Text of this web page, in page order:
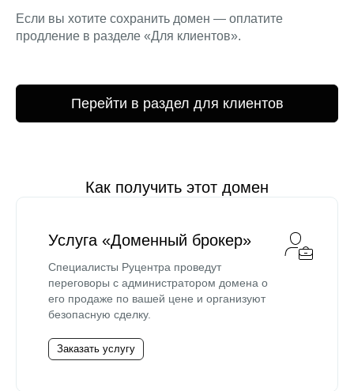
Если вы хотите сохранить домен — оплатите
продление в разделе «Для клиентов».
Перейти в раздел для клиентов
Как получить этот домен
Услуга «Доменный брокер»
Специалисты Руцентра проведут
переговоры с администратором домена о
его продаже по вашей цене и организуют
безопасную сделку.
Заказать услугу